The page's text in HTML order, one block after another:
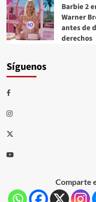
Barbie 2
Warner
antes de
derechos
Síguenos
Comparte